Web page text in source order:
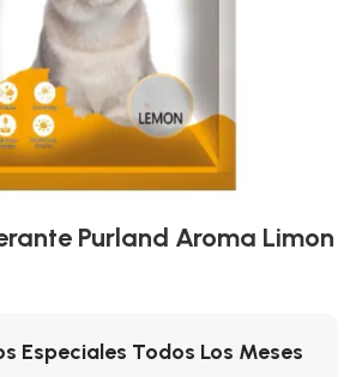
Purland Aroma Limon
Especiales Todos Los Meses